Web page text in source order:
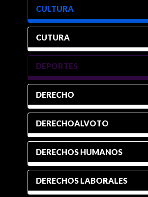
CULTURA
CUTURA
DEPORTES
DERECHO
DERECHOALVOTO
DERECHOS HUMANOS
DERECHOS LABORALES